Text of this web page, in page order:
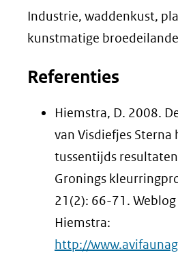
Industrie, waddenkust,
kunstmatige
Referenties
Hiemstra, D. 2008.
van Visdiefjes Sterna
tussentijds
Gronings
21(2): 66-71.
Hiemstra:
http://